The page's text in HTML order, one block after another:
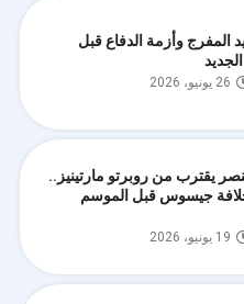
المفرج وأزمة الدفاع قبل
26 يونيو، 2026
يقترب من روبرتو مارتينيز..
جيسوس قبل الموسم
19 يونيو، 2026